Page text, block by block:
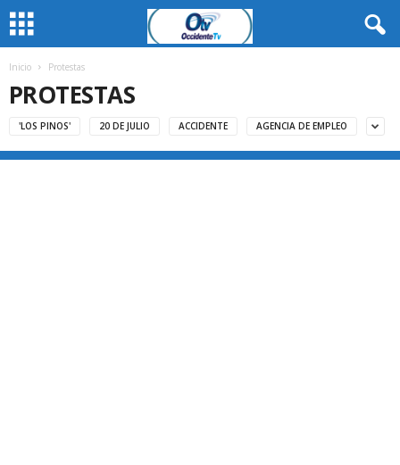
Inicio Protestas
PROTESTAS
'LOS PINOS' 20 DE JULIO ACCIDENTE AGENCIA DE EMPLEO